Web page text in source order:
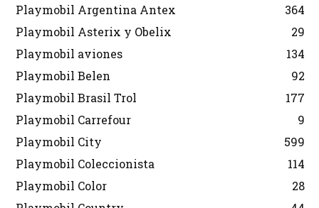
Playmobil Argentina Antex
364
Playmobil Asterix y Obelix
29
Playmobil aviones
134
Playmobil Belen
92
Playmobil Brasil Trol
177
Playmobil Carrefour
9
Playmobil City
599
Playmobil Coleccionista
114
Playmobil Color
28